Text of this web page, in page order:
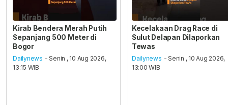
Kirab Bendera Merah Putih
Sepanjang 500 Meter di
Bogor
Dailynews - Senin , 10 Aug 2026,
13:15 WIB
Kecelakaan Drag Race di
Sulut Delapan Dilaporkan
Tewas
Dailynews - Senin , 10 Aug 2026,
13:00 WIB